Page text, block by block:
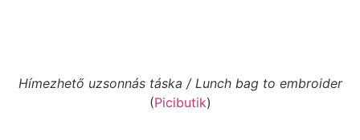
Hímezhető uzsonnás táska / Lunch bag to embroider
(Picibutik)